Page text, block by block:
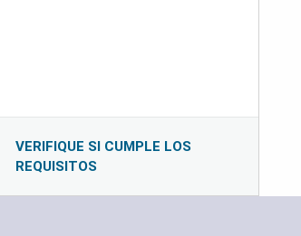
VERIFIQUE SI CUMPLE LOS
REQUISITOS